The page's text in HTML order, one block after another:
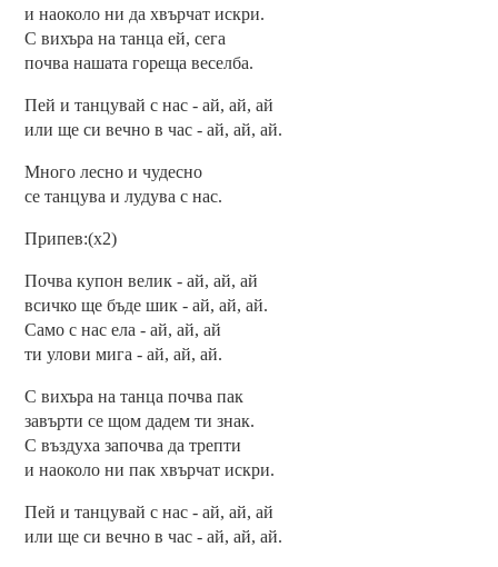
и наоколо ни да хвърчат искри.
С вихъра на танца ей, сега
почва нашата гореща веселба.
Пей и танцувай с нас - ай, ай, ай
или ще си вечно в час - ай, ай, ай.
Много лесно и чудесно
се танцува и лудува с нас.
Припев:(x2)
Почва купон велик - ай, ай, ай
всичко ще бъде шик - ай, ай, ай.
Само с нас ела - ай, ай, ай
ти улови мига - ай, ай, ай.
С вихъра на танца почва пак
завърти се щом дадем ти знак.
С въздуха започва да трепти
и наоколо ни пак хвърчат искри.
Пей и танцувай с нас - ай, ай, ай
или ще си вечно в час - ай, ай, ай.